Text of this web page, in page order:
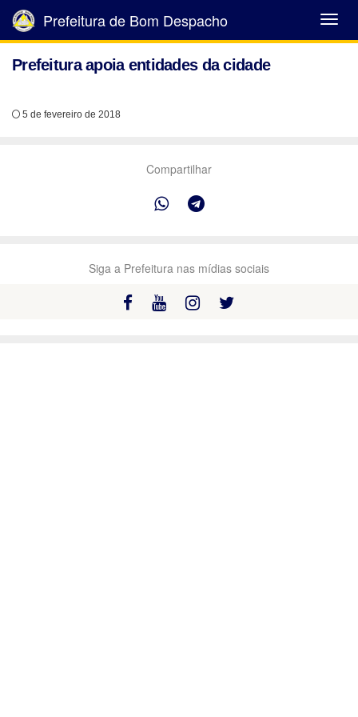
Abrir
Menu
Prefeitura de Bom Despacho
Prefeitura apoia entidades da cidade
5 de fevereiro de 2018
Compartilhar
Siga a Prefeitura nas mídias sociais